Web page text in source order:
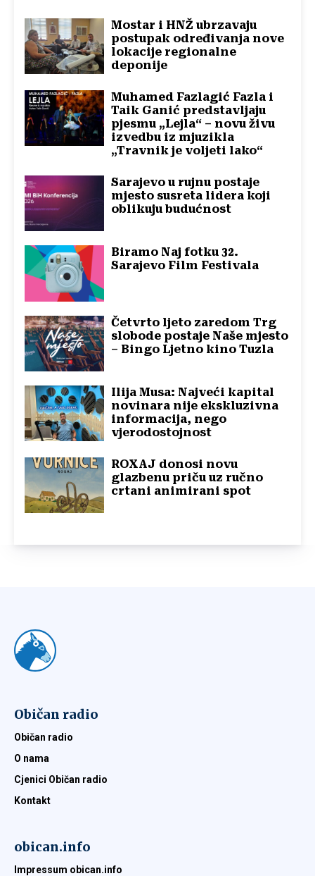
Mostar i HNŽ ubrzavaju
postupak određivanja nove
lokacije regionalne
deponije
Muhamed Fazlagić Fazla i
Taik Ganić predstavljaju
pjesmu „Lejla“ – novu živu
izvedbu iz mjuzikla
„Travnik je voljeti lako“
Sarajevo u rujnu postaje
mjesto susreta lidera koji
oblikuju budućnost
Biramo Naj fotku 32.
Sarajevo Film Festivala
Četvrto ljeto zaredom Trg
slobode postaje Naše mjesto
– Bingo Ljetno kino Tuzla
Ilija Musa: Najveći kapital
novinara nije ekskluzivna
informacija, nego
vjerodostojnost
ROXAJ donosi novu
glazbenu priču uz ručno
crtani animirani spot
Običan radio
Običan radio
O nama
Cjenici Običan radio
Kontakt
obican.info
Impressum obican.info